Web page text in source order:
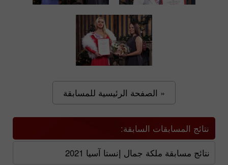
« الصفحة الرئيسية للمسابقة
نتائج المسابقات السابقة:
نتائج مسابقة ملكة جمال إنستا آسيا 2021